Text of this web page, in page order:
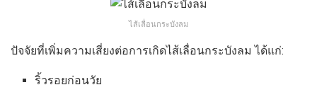
ไส้เลื่อนกระบังลม
ปัจจัยที่เพิ่มความเสี่ยงต่อการเกิดไส้เลื่อนกระบังลม ได้แก่:
ริ้วรอยก่อนวัย